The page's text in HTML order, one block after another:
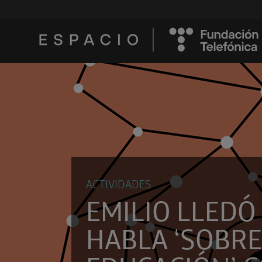
ACTIVIDADES
EMILIO LLEDÓ
HABLA